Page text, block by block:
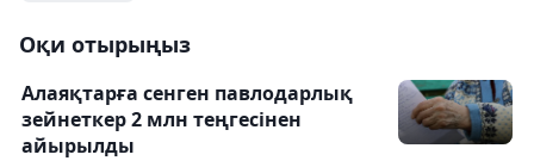
Оқи отырыңыз
Алаяқтарға сенген павлодарлық
зейнеткер 2 млн теңгесінен
айырылды